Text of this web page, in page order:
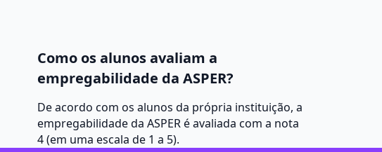
Como os alunos avaliam a
empregabilidade da ASPER?
De acordo com os alunos da própria instituição, a
empregabilidade da ASPER é avaliada com a nota
4 (em uma escala de 1 a 5).